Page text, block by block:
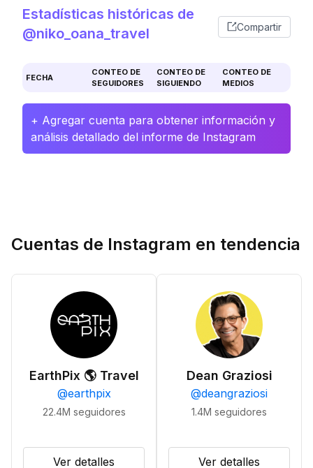
Estadísticas históricas de
@niko_oana_travel
Compartir
FECHA
CONTEO DE
SEGUIDORES
CONTEO DE
SIGUIENDO
CONTEO DE
MEDIOS
+ Agregar cuenta para obtener información y
análisis detallado del informe de Instagram
Cuentas de Instagram en tendencia
EarthPix 🌎 Travel
@earthpix
22.4M seguidores
Ver detalles
Dean Graziosi
@deangraziosi
1.4M seguidores
Ver detalles